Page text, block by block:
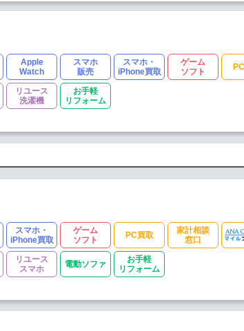
Apple
Watch
スマホ
販売
スマホ・
iPhone買取
ゲーム
ソフト
リユース
洗濯機
お手軽
リフォーム
スマホ・
iPhone買取
ゲーム
ソフト
PC買取
家計相談
窓口
リユース
スマホ
電動ソファ
お手軽
リフォーム